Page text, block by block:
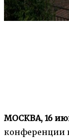
МОСКВА, 16
конференции